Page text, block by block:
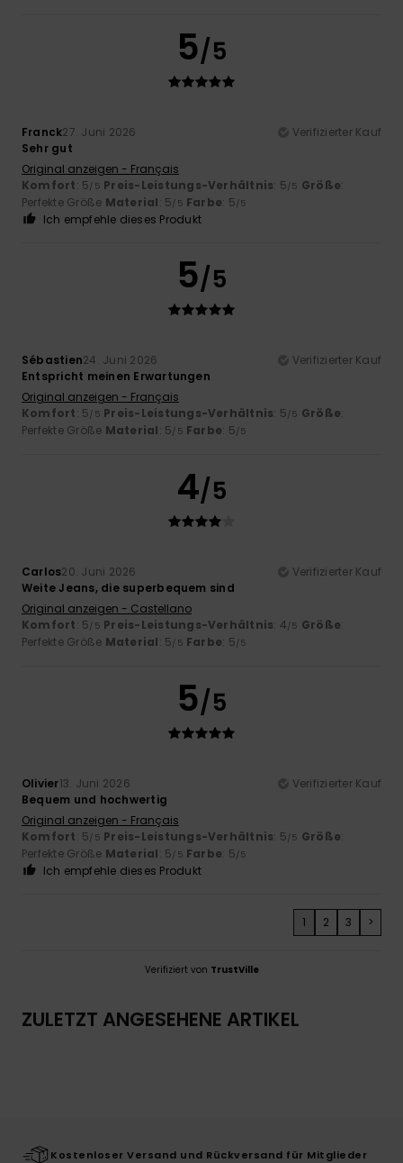
5/5
Franck27. Juni 2026
Verifizierter Kauf
Sehr gut
Original anzeigen - Français
Komfort: 5/5 Preis-Leistungs-Verhältnis: 5/5 Größe:
Perfekte Größe Material: 5/5 Farbe: 5/5
Ich empfehle dieses Produkt
5/5
Sébastien24. Juni 2026
Verifizierter Kauf
Entspricht meinen Erwartungen
Original anzeigen - Français
Komfort: 5/5 Preis-Leistungs-Verhältnis: 5/5 Größe:
Perfekte Größe Material: 5/5 Farbe: 5/5
4/5
Carlos20. Juni 2026
Verifizierter Kauf
Weite Jeans, die superbequem sind
Original anzeigen - Castellano
Komfort: 5/5 Preis-Leistungs-Verhältnis: 4/5 Größe:
Perfekte Größe Material: 5/5 Farbe: 5/5
5/5
Olivier13. Juni 2026
Verifizierter Kauf
Bequem und hochwertig
Original anzeigen - Français
Komfort: 5/5 Preis-Leistungs-Verhältnis: 5/5 Größe:
Perfekte Größe Material: 5/5 Farbe: 5/5
Ich empfehle dieses Produkt
1 2 3 >
Verifiziert von TrustVille
ZULETZT ANGESEHENE ARTIKEL
Kostenloser Versand und Rückversand für Mitglieder